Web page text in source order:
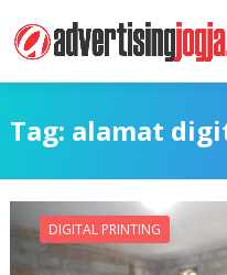
Tag: alamat
DIGITAL PRINTING